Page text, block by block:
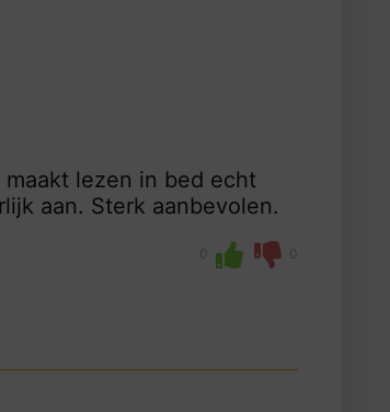
lezen in bed echt
aan. Sterk aanbevolen.
0 0